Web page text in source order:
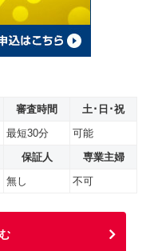
審査時間
土･日･祝
最短30分
可能
保証人
専業主婦
無し 不可